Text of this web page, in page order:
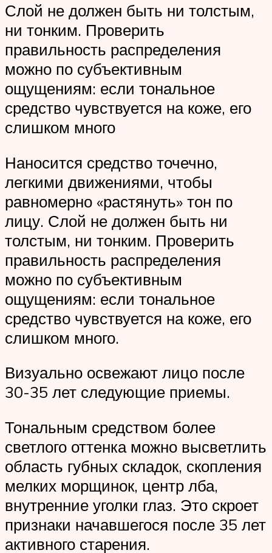
Слой не должен быть ни толстым,
ни тонким. Проверить
правильность распределения
можно по субъективным
ощущениям: если тональное
средство чувствуется на коже, его
слишком много
Наносится средство точечно,
легкими движениями, чтобы
равномерно «растянуть» тон по
лицу. Слой не должен быть ни
толстым, ни тонким. Проверить
правильность распределения
можно по субъективным
ощущениям: если тональное
средство чувствуется на коже, его
слишком много.
Визуально освежают лицо после
30-35 лет следующие приемы.
Тональным средством более
светлого оттенка можно высветлить
область губных складок, скопления
мелких морщинок, центр лба,
внутренние уголки глаз. Это скроет
признаки начавшегося после 35 лет
активного старения.